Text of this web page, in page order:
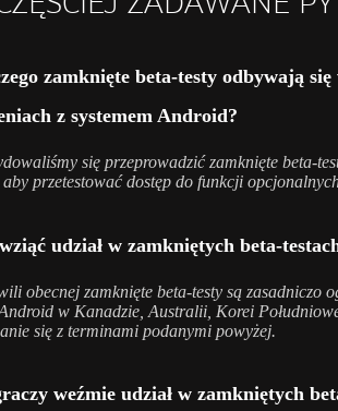
zamknięte beta-testy odbywają się
z systemem Android?
się przeprowadzić zamknięte beta-
przetestować dostęp do funkcji
udział w zamkniętych beta-
obecnej zamknięte beta-testy są zasadniczo
w Kanadzie, Australii, Korei
się z terminami podanymi powyżej.
weźmie udział w zamkniętych